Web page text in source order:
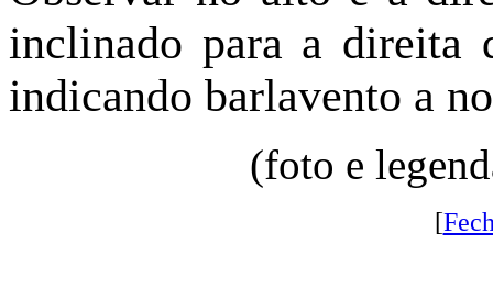
inclinado para a direita
indicando barlavento a
(foto e
[